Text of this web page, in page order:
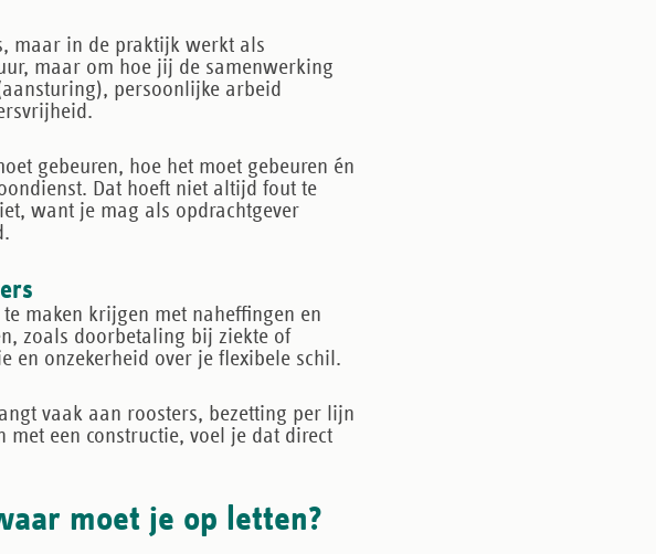
maar in de praktijk werkt als
maar om hoe jij de samenwerking
persoonlijke arbeid
gebeuren, hoe het moet gebeuren én
Dat hoeft niet altijd fout te
want je mag als opdrachtgever
maken krijgen met naheffingen en
zoals doorbetaling bij ziekte of
en onzekerheid over je flexibele schil.
vaak aan roosters, bezetting per lijn
met een constructie, voel je dat direct
moet je op letten?